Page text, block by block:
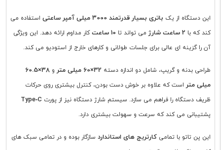
این دستگاه از یک باتری بسیار قدرتمند 3000 میلی آمپر ساعتی
استفاده می
کند که با 2 ساعت شارژ می تواند تا 10 ساعت
کار مداوم ارائه دهد. این ویژگی
آن را گزینه ای عالی برای جلسات طولانی و کارهای خارج از استودیو می کند.
طراحی بدنه و گریپ، شامل دو اندازه دسته 32×60 میلی متر و
38×60.5
میلی متر است که علاوه بر خوش دست بودن، کنترل بیشتری روی حرکات
ظریف دستگاه را فراهم می سازد. سیستم شارژ دستگاه نیز از پورت Type‑C
پشتیبانی می کند که سرعت و سهولت بیشتری دارد.
این پن تاتو با تمامی کارتریج های استاندارد سازگار بوده و در تمامی سبک های